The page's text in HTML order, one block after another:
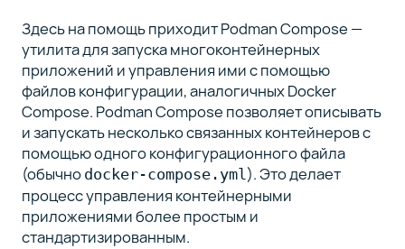
статье
курса
минут
Как
получить
промокод
Здесь на помощь приходит Podman Compose —
утилита для запуска многоконтейнерных
приложений и управления ими с помощью
файлов конфигурации, аналогичных Docker
Compose. Podman Compose позволяет описывать
и запускать несколько связанных контейнеров с
помощью одного конфигурационного файла
(обычно docker-compose.yml). Это делает
процесс управления контейнерными
приложениями более простым и
стандартизированным.